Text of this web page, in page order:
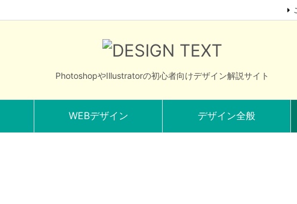
PhotoshopやIllustratorの初心者向けデザイン解説サイト
WEBデザイン デザイン全般